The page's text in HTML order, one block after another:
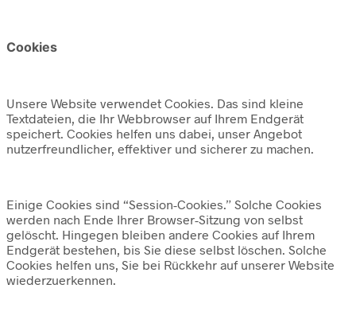
Cookies
Unsere Website verwendet Cookies. Das sind kleine
Textdateien, die Ihr Webbrowser auf Ihrem Endgerät
speichert. Cookies helfen uns dabei, unser Angebot
nutzerfreundlicher, effektiver und sicherer zu machen.
Einige Cookies sind “Session-Cookies.” Solche Cookies
werden nach Ende Ihrer Browser-Sitzung von selbst
gelöscht. Hingegen bleiben andere Cookies auf Ihrem
Endgerät bestehen, bis Sie diese selbst löschen. Solche
Cookies helfen uns, Sie bei Rückkehr auf unserer Website
wiederzuerkennen.